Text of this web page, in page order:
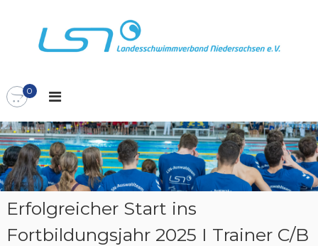
t
s
p
r
i
a
n
e
s
s
c
h
w
i
N 0
Erfolgreicher Start ins
Fortbildungsjahr 2025 I Trainer C/B